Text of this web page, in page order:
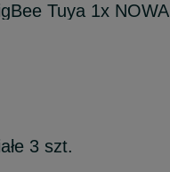
Tuya 1x NOWA
3 szt.